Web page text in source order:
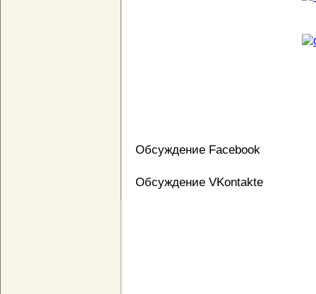
Обсуждение Facebook
Обсуждение VKontakte